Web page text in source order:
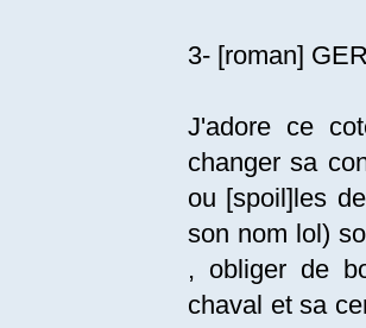
3- [roman]
J'adore ce
changer sa
ou [spoil]les
son nom lol)
, obliger de
chaval et sa